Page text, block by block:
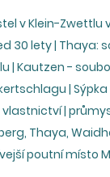
v Klein-
30 lety | Thaya:
| Kautzen -
|
|
Thaya,
poutní místo